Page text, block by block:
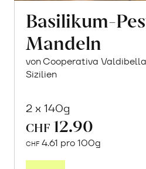
Basilikum-
Mandeln
von Cooperativa
Sizilien
2 x 140g
CHF 12.90
CHF 4.61 pro 100g